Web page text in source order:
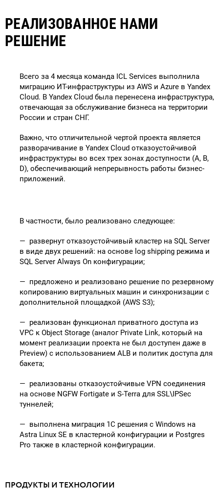
РЕАЛИЗОВАННОЕ НАМИ
РЕШЕНИЕ
Всего за 4 месяца команда ICL Services выполнила
миграцию ИТ-инфраструктуры из AWS и Azure в Yandex
Cloud. В Yandex Cloud была перенесена инфраструктура,
отвечающая за обслуживание бизнеса на территории
России и стран СНГ.
Важно, что отличительной чертой проекта является
разворачивание в Yandex Cloud отказоустойчивой
инфраструктуры во всех трех зонах доступности (A, B,
D), обеспечивающий непрерывность работы бизнес-
приложений.
В частности, было реализовано следующее:
— развернут отказоустойчивый кластер на SQL Server
в виде двух решений: на основе log shipping режима и
SQL Server Always On конфигурации;
— предложено и реализовано решение по резервному
копированию виртуальных машин и синхронизации с
дополнительной площадкой (AWS S3);
— реализован функционал приватного доступа из
VPC к Object Storage (аналог Private Link, который на
момент реализации проекта не был доступен даже в
Preview) c использованием ALB и политик доступа для
бакета;
— реализованы отказоустойчивые VPN соединения
на основе NGFW Fortigate и S-Terra для SSL\IPSec
туннелей;
— выполнена миграция 1С решения с Windows на
Astra Linux SE в кластерной конфигурации и Postgres
Pro также в кластерной конфигурации.
ПРОДУКТЫ И ТЕХНОЛОГИИ